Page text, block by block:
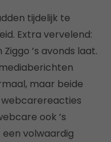
tijdelijk te
Extra vervelend:
’s avonds laat.
maar beide
ook ’s
een volwaardig